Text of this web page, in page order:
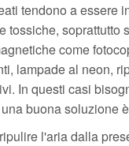
tendono a essere
tossiche, soprattutto
come
lampade al neon,
In questi casi
buona soluzione
l'aria dalla